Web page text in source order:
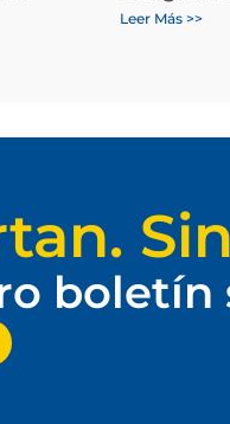
Leer Más >>
boletín